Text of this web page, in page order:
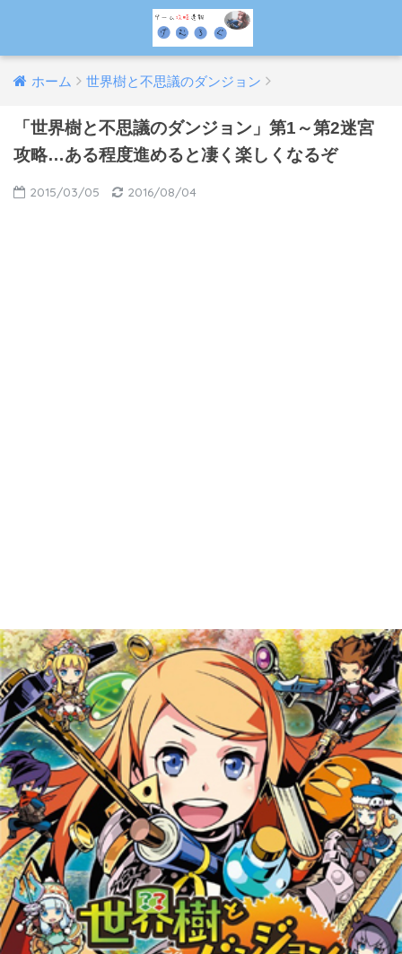
ホーム 世界樹と不思議のダンジョン
「世界樹と不思議のダンジョン」第1～第2迷宮
攻略…ある程度進めると凄く楽しくなるぞ
2015/03/05 2016/08/04